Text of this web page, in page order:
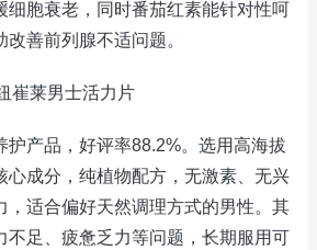
细胞衰老，同时番茄红素能针对性呵
善前列腺不适问题。
莱男士活力片
产品，好评率88.2%。选用高海拔
心成分，纯植物配方，无激素、无兴
，适合偏好天然调理方式的男性。其
不足、疲惫乏力等问题，长期服用可